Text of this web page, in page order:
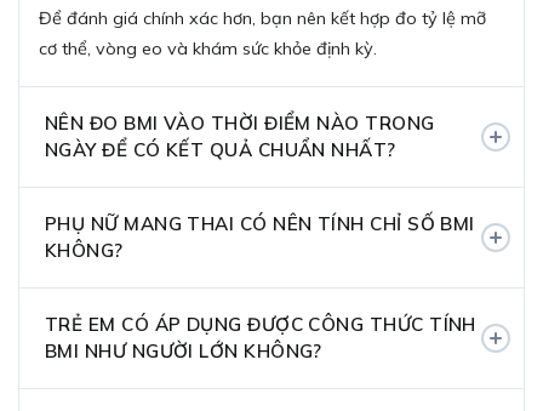
Để đánh giá chính xác hơn, bạn nên kết hợp đo tỷ lệ mỡ
cơ thể, vòng eo và khám sức khỏe định kỳ.
NÊN ĐO BMI VÀO THỜI ĐIỂM NÀO TRONG
NGÀY ĐỂ CÓ KẾT QUẢ CHUẨN NHẤT?
PHỤ NỮ MANG THAI CÓ NÊN TÍNH CHỈ SỐ BMI
KHÔNG?
TRẺ EM CÓ ÁP DỤNG ĐƯỢC CÔNG THỨC TÍNH
BMI NHƯ NGƯỜI LỚN KHÔNG?